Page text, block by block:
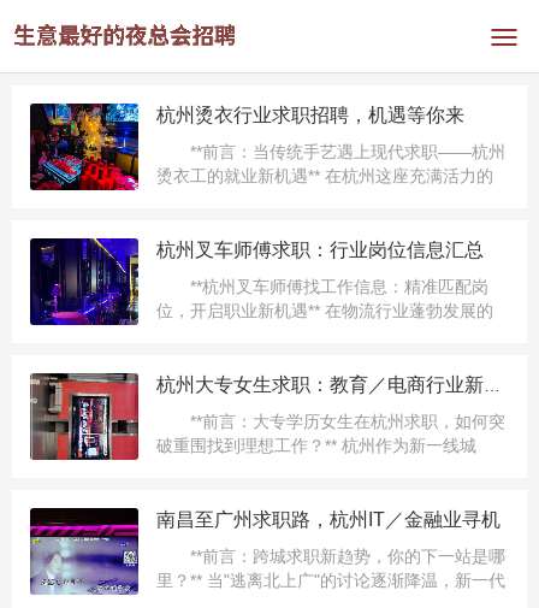
杭州烫衣行业求职招聘，机遇等你来
**前言：当传统手艺遇上现代求职——杭州
烫衣工的就业新机遇** 在杭州这座充满活力的
杭州叉车师傅求职：行业岗位信息汇总
**杭州叉车师傅找工作信息：精准匹配岗
位，开启职业新机遇** 在物流行业蓬勃发展的
制造业并重的城市，叉...
**前言：大专学历女生在杭州求职，如何突
破重围找到理想工作？** 杭州作为新一线城
女生而言，如何在竞...
南昌至广州求职路，杭州IT／金融业寻机
**前言：跨城求职新趋势，你的下一站是哪
里？** 当"逃离北上广"的讨论逐渐降温，新一代